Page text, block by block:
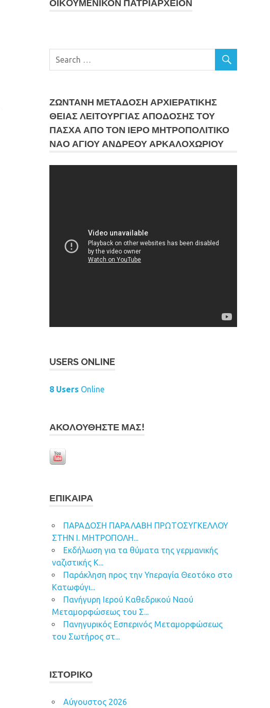
ΟΙΚOYΜEΝΙΚΟΝ ΠΑΤΡΙΑΡΧΕΙΟΝ
ΖΩΝΤΑΝΗ ΜΕΤΆΔΟΣΗ ΑΡΧΙΕΡΑΤΙΚΗΣ
ΘΕΙΑΣ ΛΕΙΤΟΥΡΓΙΑΣ ΑΠΟΔΟΣΗΣ ΤΟΥ
ΠΑΣΧΑ ΑΠΟ ΤΟΝ ΙΕΡΟ ΜΗΤΡΟΠΟΛΙΤΙΚΟ
ΝΑΟ ΑΓΙΟΥ ΑΝΔΡΕΟΥ ΑΡΚΑΛΟΧΩΡΙΟΥ
USERS ONLINE
8 Users Online
ΑΚΟΛΟΥΘΉΣΤΕ ΜΑΣ!
ΕΠΊΚΑΙΡΑ
ΠΑΡΑΔΟΣΗ ΠΑΡΑΛΑΒΗ ΠΡΩΤΟΣΥΓΚΕΛΛΟΥ
ΣΤΗΝ Ι. ΜΗΤΡΟΠΟΛΗ...
Εκδήλωση για τα θύματα της γερμανικής
ναζιστικής Κ...
Παράκληση προς την Υπεραγία Θεοτόκο στο
Κατωφύγι...
Πανήγυρη Ιερού Καθεδρικού Ναού
Μεταμορφώσεως του Σ...
Πανηγυρικός Εσπερινός Μεταμορφώσεως
του Σωτήρος στ...
ΙΣΤΟΡΙΚΌ
Αύγουστος 2026